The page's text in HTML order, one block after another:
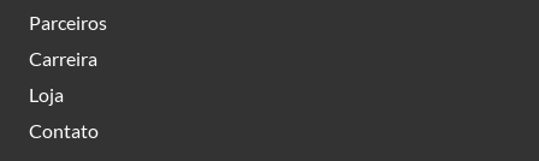
Parceiros
Carreira
Loja
Contato